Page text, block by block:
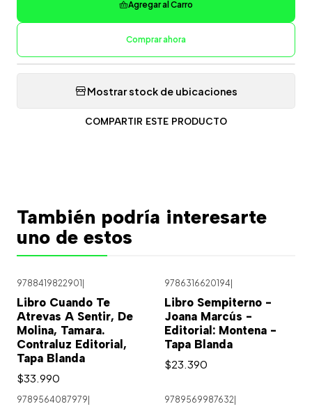
Agregar al Carro
Comprar ahora
Mostrar stock de ubicaciones
COMPARTIR ESTE PRODUCTO
También podría interesarte
uno de estos
9788419822901
Libro Cuando Te
Atrevas A Sentir, De
Molina, Tamara.
Contraluz Editorial,
Tapa Blanda
$33.990
9786316620194
Libro Sempiterno -
Joana Marcús -
Editorial: Montena -
Tapa Blanda
$23.390
9789564087979 9789569987632